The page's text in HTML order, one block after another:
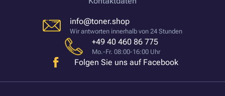
info@toner.shop
Wir antworten innerhalb von 24 Stunden
+49 40 460 86 775
Mo.-Fr. 08:00-16:00 Uhr
Folgen Sie uns auf Facebook